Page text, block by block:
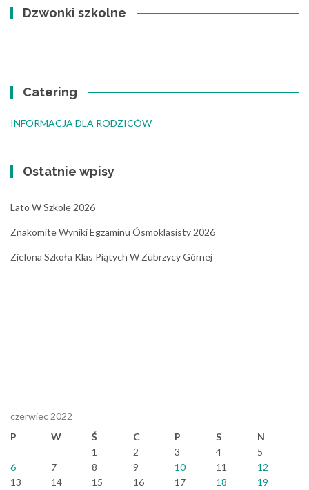
Dzwonki szkolne
Catering
INFORMACJA DLA RODZICÓW
Ostatnie wpisy
Lato W Szkole 2026
Znakomite Wyniki Egzaminu Ósmoklasisty 2026
Zielona Szkoła Klas Piątych W Zubrzycy Górnej
czerwiec 2022
P
W Ś C P S
N
1
2 3 4
5
6
7 8 9 10 11
12
13
14 15 16 17 18
19